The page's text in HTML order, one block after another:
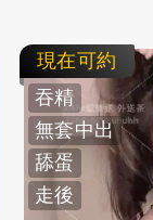
現在可約
吞精
無套中出
舔蛋
走後